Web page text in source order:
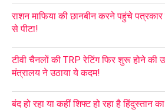
राशन माफिया की छानबीन करने पहुंचे
से पीटा!
टीवी चैनलों की TRP रेटिंग फिर शुरू होने की
मंत्रालय ने उठाया ये कदम!
बंद हो रहा या कहीं शिफ्ट हो रहा है हिंदुस्तान